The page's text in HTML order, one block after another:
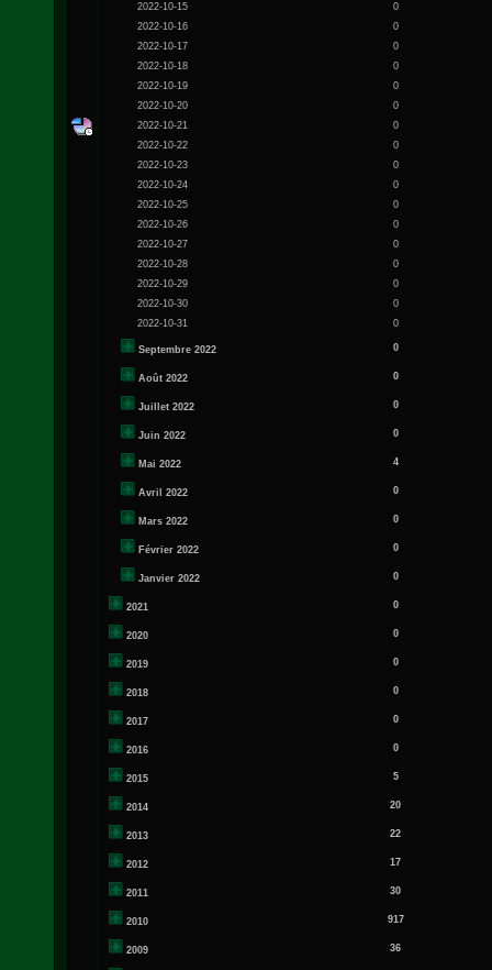
2022-10-15
0
2022-10-16
0
2022-10-17
0
2022-10-18
0
2022-10-19
0
2022-10-20
0
2022-10-21
0
2022-10-22
0
2022-10-23
0
2022-10-24
0
2022-10-25
0
2022-10-26
0
2022-10-27
0
2022-10-28
0
2022-10-29
0
2022-10-30
0
2022-10-31
0
Septembre 2022 0
Août 2022 0
Juillet 2022 0
Juin 2022 0
Mai 2022 4
Avril 2022 0
Mars 2022 0
Février 2022 0
Janvier 2022 0
2021 0
2020 0
2019 0
2018 0
2017 0
2016 0
2015 5
2014 20
2013 22
2012 17
2011 30
2010 917
2009 36